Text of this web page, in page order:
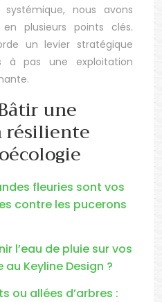
nous avons
plusieurs points clés.
un levier stratégique
à pas une exploitation
une
fleuries sont vos
contre les pucerons
l’eau de pluie sur vos
Keyline Design ?
ou allées d’arbres :